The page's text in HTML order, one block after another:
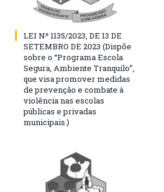
LEI Nº 1135/2023, DE 13 DE
SETEMBRO DE 2023 (Dispõe
sobre o “Programa Escola
Segura, Ambiente Tranquilo”,
que visa promover medidas
de prevenção e combate à
violência nas escolas
públicas e privadas
municipais.)